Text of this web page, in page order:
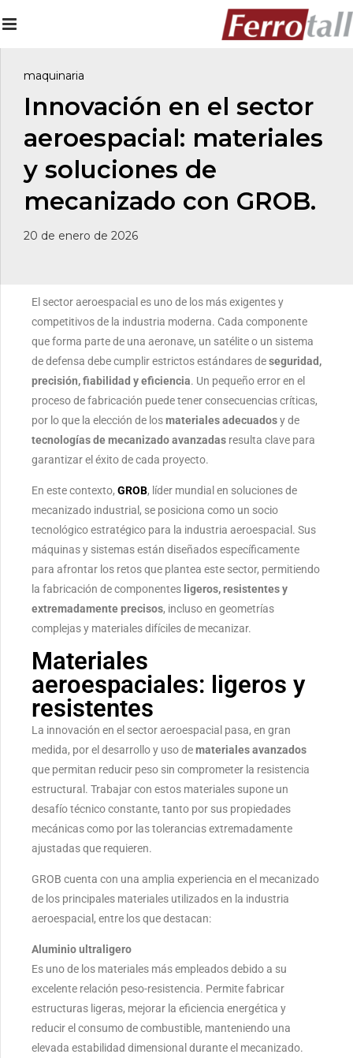
maquinaria
Innovación en el sector
aeroespacial: materiales
y soluciones de
mecanizado con GROB.
20 de enero de 2026
El sector aeroespacial es uno de los más exigentes y
competitivos de la industria moderna. Cada componente
que forma parte de una aeronave, un satélite o un sistema
de defensa debe cumplir estrictos estándares deseguridad,
precisión, fiabilidad y eficiencia. Un pequeño error en el
proceso de fabricación puede tener consecuencias críticas,
por lo que la elección de losmateriales adecuadosy de
tecnologías de mecanizado avanzadas resulta clave para
garantizar el éxito de cada proyecto.
En este contexto, GROB, líder mundial en soluciones de
mecanizado industrial, se posiciona como un socio
tecnológico estratégico para la industria aeroespacial. Sus
máquinas y sistemas están diseñados específicamente
para afrontar los retos que plantea este sector, permitiendo
la fabricación de componentes ligeros, resistentes y
extremadamente precisos, incluso en geometrías
complejas y materiales difíciles de mecanizar.
Materiales
aeroespaciales: ligeros y
resistentes
La innovación en el sector aeroespacial pasa, en gran
medida, por el desarrollo y uso demateriales avanzados
que permitan reducir peso sin comprometer la resistencia
estructural. Trabajar con estos materiales supone un
desafío técnico constante, tanto por sus propiedades
mecánicas como por las tolerancias extremadamente
ajustadas que requieren.
GROB cuenta con una amplia experiencia en el mecanizado
de los principales materiales utilizados en la industria
aeroespacial, entre los que destacan:
Aluminio ultraligero
Es uno de los materiales más empleados debido a su
excelente relación peso-resistencia. Permite fabricar
estructuras ligeras, mejorar la eficiencia energética y
reducir el consumo de combustible, manteniendo una
elevada estabilidad dimensional durante el mecanizado.